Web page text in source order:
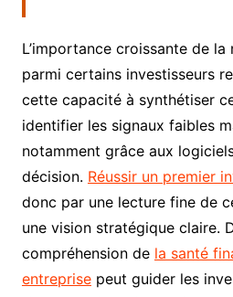
L’importance croissante de
parmi certains investisseurs
cette capacité à synthétiser
identifier les signaux faibles
notamment grâce aux
décision. Réussir un premier
donc par une lecture fine de
une vision stratégique claire.
compréhension de la santé
entreprisepeut guider les